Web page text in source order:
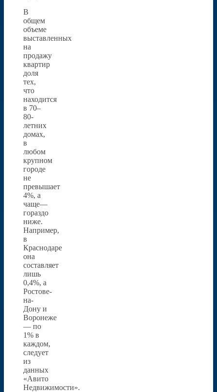
В
общем
объеме
выставленных
на
продажу
квартир
доля
тех,
что
находится
в 70–
80-
летних
домах,
в
любом
крупном
городе
не
превышает
4%, а
чаще—
гораздо
ниже.
Например,
в
Краснодаре
она
составляет
лишь
0,4%, а
Ростове-
на-
Дону и
Воронеже
— по
1% в
каждом,
следует
из
данных
«Авито
Недвижимости».